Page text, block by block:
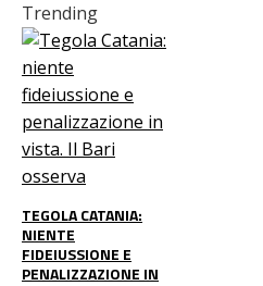
Trending
TEGOLA CATANIA:
NIENTE
FIDEIUSSIONE E
PENALIZZAZIONE IN